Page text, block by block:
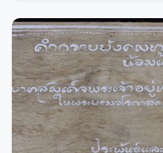
พะเยา
พังงา
พัทลุง
พิจิตร
พิษณุโลก